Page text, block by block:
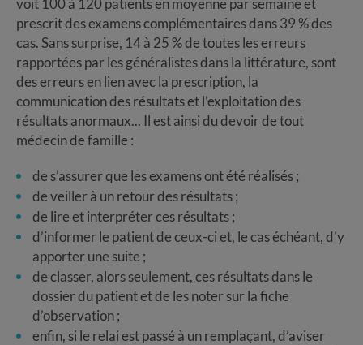
prescrit des examens complémentaires dans 39 % des
cas. Sans surprise, 14 à 25 % de toutes les erreurs
rapportées par les généralistes dans la littérature, sont
des erreurs en lien avec la prescription, la
communication des résultats et l’exploitation des
résultats anormaux... Il est ainsi du devoir de tout
médecin de famille :
de s’assurer que les examens ont été réalisés ;
de veiller à un retour des résultats ;
de lire et interpréter ces résultats ;
d’informer le patient de ceux-ci et, le cas échéant, d’y
apporter une suite ;
de classer, alors seulement, ces résultats dans le
dossier du patient et de les noter sur la fiche
d’observation ;
enfin, si le relai est passé à un remplaçant, d’aviser